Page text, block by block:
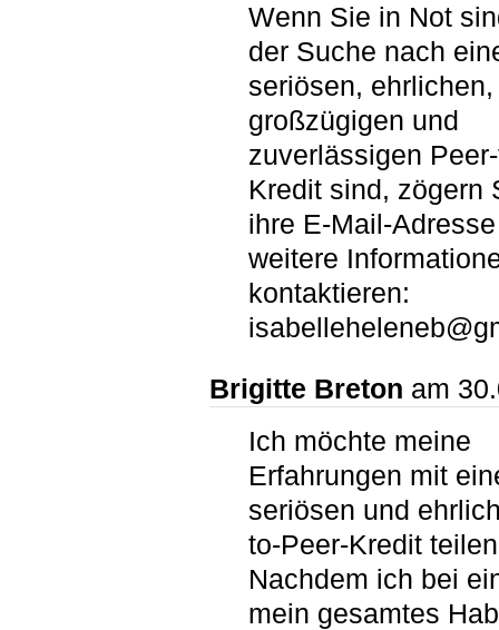
Wenn Sie in Not
der Suche nach
seriösen, ehrlichen,
großzügigen und
zuverlässigen
Kredit sind, zögern
ihre E-Mail-
weitere
kontaktieren:
Brigitte Breton am
Ich möchte meine
Erfahrungen mit
seriösen und
to-Peer-Kredit
Nachdem ich bei
mein gesamtes